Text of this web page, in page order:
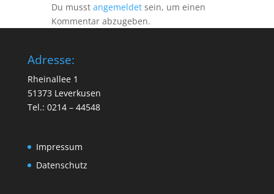
Du musst angemeldet sein, um einen
Kommentar abzugeben.
Adresse:
Rheinallee 1
51373 Leverkusen
Tel.: 0214 – 44548
Impressum
Datenschutz